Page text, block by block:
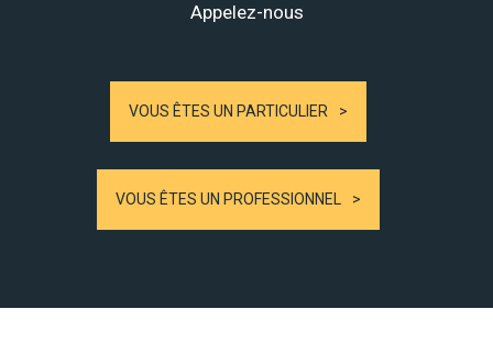
Appelez-nous
VOUS ÊTES UN PARTICULIER
VOUS ÊTES UN PROFESSIONNEL